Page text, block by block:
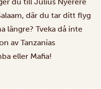
där du tar ditt flyg
längre? Tveka då inte
av Tanzanias
eller Mafia!